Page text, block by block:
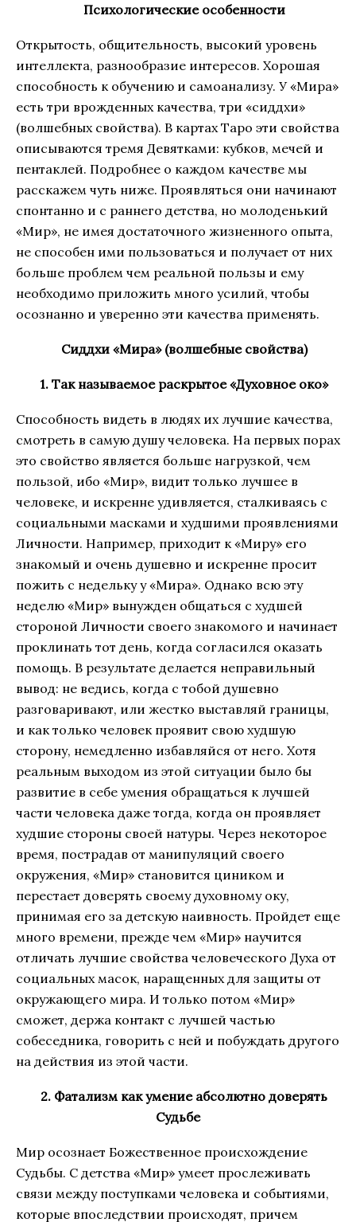
Психологические особенности
Открытость, общительность, высокий уровень
интеллекта, разнообразие интересов. Хорошая
способность к обучению и самоанализу. У «Мира»
есть три врожденных качества, три «сиддхи»
(волшебных свойства). В картах Таро эти свойства
описываются тремя Девятками: кубков, мечей и
пентаклей. Подробнее о каждом качестве мы
расскажем чуть ниже. Проявляться они начинают
спонтанно и с раннего детства, но молоденький
«Мир», не имея достаточного жизненного опыта,
не способен ими пользоваться и получает от них
больше проблем чем реальной пользы и ему
необходимо приложить много усилий, чтобы
осознанно и уверенно эти качества применять.
Сиддхи «Мира» (волшебные свойства)
1. Так называемое раскрытое «Духовное око»
Способность видеть в людях их лучшие качества,
смотреть в самую душу человека. На первых порах
это свойство является больше нагрузкой, чем
пользой, ибо «Мир», видит только лучшее в
человеке, и искренне удивляется, сталкиваясь с
социальными масками и худшими проявлениями
Личности. Например, приходит к «Миру» его
знакомый и очень душевно и искренне просит
пожить с недельку у «Мира». Однако всю эту
неделю «Мир» вынужден общаться с худшей
стороной Личности своего знакомого и начинает
проклинать тот день, когда согласился оказать
помощь. В результате делается неправильный
вывод: не ведись, когда с тобой душевно
разговаривают, или жестко выставляй границы,
и как только человек проявит свою худшую
сторону, немедленно избавляйся от него. Хотя
реальным выходом из этой ситуации было бы
развитие в себе умения обращаться к лучшей
части человека даже тогда, когда он проявляет
худшие стороны своей натуры. Через некоторое
время, пострадав от манипуляций своего
окружения, «Мир» становится циником и
перестает доверять своему духовному оку,
принимая его за детскую наивность. Пройдет еще
много времени, прежде чем «Мир» научится
отличать лучшие свойства человеческого Духа от
социальных масок, наращенных для защиты от
окружающего мира. И только потом «Мир»
сможет, держа контакт с лучшей частью
собеседника, говорить с ней и побуждать другого
на действия из этой части.
2. Фатализм как умение абсолютно доверять
Судьбе
Мир осознает Божественное происхождение
Судьбы. С детства «Мир» умеет прослеживать
связи между поступками человека и событиями,
которые впоследствии происходят, причем